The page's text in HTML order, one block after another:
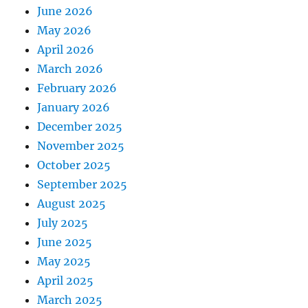
June 2026
May 2026
April 2026
March 2026
February 2026
January 2026
December 2025
November 2025
October 2025
September 2025
August 2025
July 2025
June 2025
May 2025
April 2025
March 2025